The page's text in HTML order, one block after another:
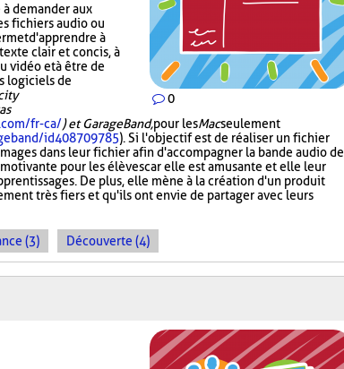
0
demander aux
fichiers audio ou
d'apprendre à
clair et concis, à
vidéo et à être de
logiciels de
fr-ca/) et GarageBand,pour lesMacseulement
id408709785). Si l'objectif est de réaliser un fichier
dans leur fichier afin d'accompagner la bande audio de
pour les élèves car elle est amusante et elle leur
De plus, elle mène à la création d'un produit
très fiers et qu'ils ont envie de partager avec leurs
(3) Découverte (4)